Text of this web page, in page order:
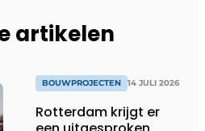
artikelen
BOUWPROJECTEN 14 JULI 2026
Rotterdam krijgt er